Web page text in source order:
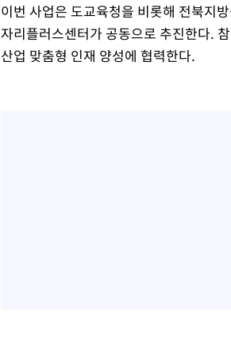
이번 사업은 도교육청을 비롯해 전북지
자리플러스센터가 공동으로 추진한다.
산업 맞춤형 인재 양성에 협력한다.